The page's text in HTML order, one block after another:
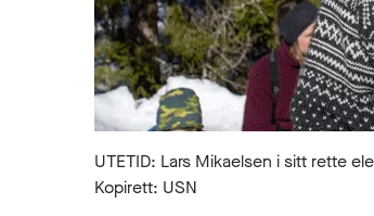
UTETID: Lars Mikaelsen i sitt rette
Kopirett: USN